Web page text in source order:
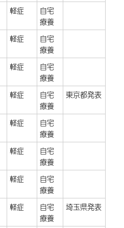
軽症
自宅
療養
軽症
自宅
療養
軽症
自宅
療養
軽症
自宅
療養
東京都発表
軽症
自宅
療養
軽症
自宅
療養
軽症
自宅
療養
軽症
自宅
療養
埼玉県発表